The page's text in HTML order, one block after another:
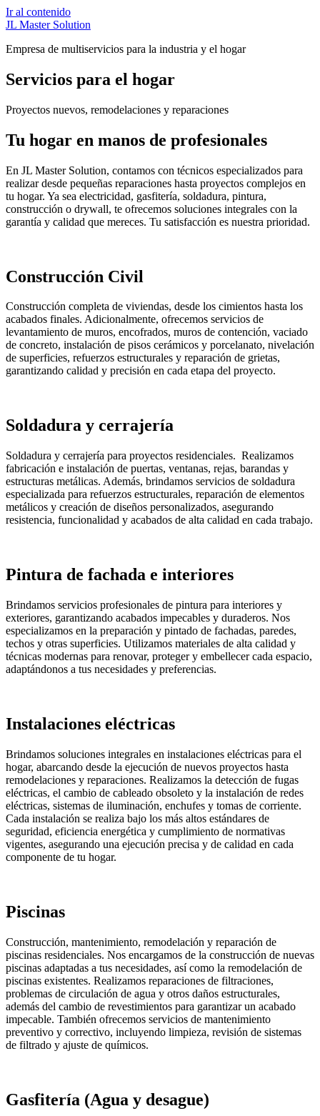
Ir al contenido
JL Master Solution
Empresa de multiservicios para la industria y el hogar
Servicios para el hogar
Proyectos nuevos, remodelaciones y reparaciones
Tu hogar en manos de profesionales
En JL Master Solution, contamos con técnicos especializados para
realizar desde pequeñas reparaciones hasta proyectos complejos en
tu hogar. Ya sea electricidad, gasfitería, soldadura, pintura,
construcción o drywall, te ofrecemos soluciones integrales con la
garantía y calidad que mereces. Tu satisfacción es nuestra prioridad.
Construcción Civil
Construcción completa de viviendas, desde los cimientos hasta los
acabados finales. Adicionalmente, ofrecemos servicios de
levantamiento de muros, encofrados, muros de contención, vaciado
de concreto, instalación de pisos cerámicos y porcelanato, nivelación
de superficies, refuerzos estructurales y reparación de grietas,
garantizando calidad y precisión en cada etapa del proyecto.
Soldadura y cerrajería
Soldadura y cerrajería para proyectos residenciales. Realizamos
fabricación e instalación de puertas, ventanas, rejas, barandas y
estructuras metálicas. Además, brindamos servicios de soldadura
especializada para refuerzos estructurales, reparación de elementos
metálicos y creación de diseños personalizados, asegurando
resistencia, funcionalidad y acabados de alta calidad en cada trabajo.
Pintura de fachada e interiores
Brindamos servicios profesionales de pintura para interiores y
exteriores, garantizando acabados impecables y duraderos. Nos
especializamos en la preparación y pintado de fachadas, paredes,
techos y otras superficies. Utilizamos materiales de alta calidad y
técnicas modernas para renovar, proteger y embellecer cada espacio,
adaptándonos a tus necesidades y preferencias.
Instalaciones eléctricas
Brindamos soluciones integrales en instalaciones eléctricas para el
hogar, abarcando desde la ejecución de nuevos proyectos hasta
remodelaciones y reparaciones. Realizamos la detección de fugas
eléctricas, el cambio de cableado obsoleto y la instalación de redes
eléctricas, sistemas de iluminación, enchufes y tomas de corriente.
Cada instalación se realiza bajo los más altos estándares de
seguridad, eficiencia energética y cumplimiento de normativas
vigentes, asegurando una ejecución precisa y de calidad en cada
componente de tu hogar.
Piscinas
Construcción, mantenimiento, remodelación y reparación de
piscinas residenciales. Nos encargamos de la construcción de nuevas
piscinas adaptadas a tus necesidades, así como la remodelación de
piscinas existentes. Realizamos reparaciones de filtraciones,
problemas de circulación de agua y otros daños estructurales,
además del cambio de revestimientos para garantizar un acabado
impecable. También ofrecemos servicios de mantenimiento
preventivo y correctivo, incluyendo limpieza, revisión de sistemas
de filtrado y ajuste de químicos.
Gasfitería (Agua y desague)